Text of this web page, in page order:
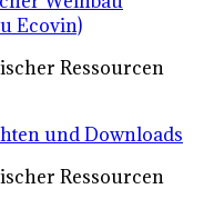
Ecovin)
Ressourcen
und Downloads
Ressourcen